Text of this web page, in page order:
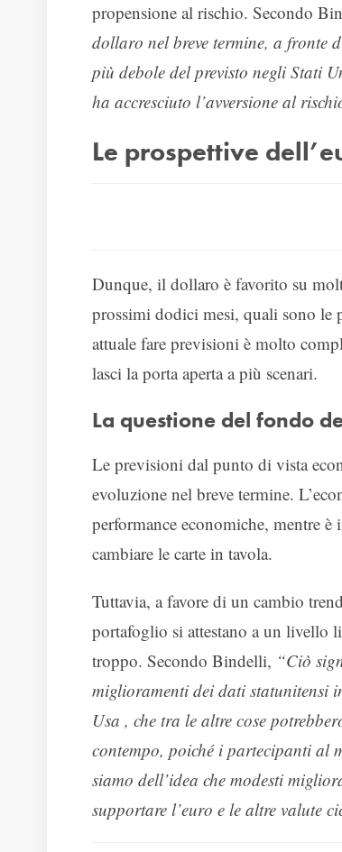
propensione al rischio. Secondo
dollaro nel breve termine, a fronte
più debole del previsto negli Stati
ha accresciuto l’avversione al
Le prospettive
Dunque, il dollaro è favorito su
prossimi dodici mesi, quali sono le
attuale fare previsioni è molto
lasci la porta aperta a più scenari.
La questione del fondo
Le previsioni dal punto di vista
evoluzione nel breve termine.
performance economiche, mentre
cambiare le carte in tavola.
Tuttavia, a favore di un cambio
portafoglio si attestano a un livello
troppo. Secondo Bindelli, “Ciò
miglioramenti dei dati statunitensi
Usa , che tra le altre cose
contempo, poiché i partecipanti al
siamo dell’idea che modesti
supportare l’euro e le altre valute